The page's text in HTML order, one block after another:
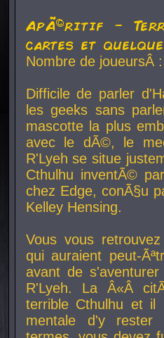
ApÃ©ritif -
cartes et
Nombre de
Difficile de parler
les geeks sans
mascotte la plus
avec le dÃ©, le
R'Lyeh se situe
Cthulhu inventÃ©
chez Edge, conÃ§u
Kelley Hensing.
Vous vous
qui auraient peut-
avant de
R'Lyeh. La Â«Â
terrible Cthulhu et
mentale d'y rester